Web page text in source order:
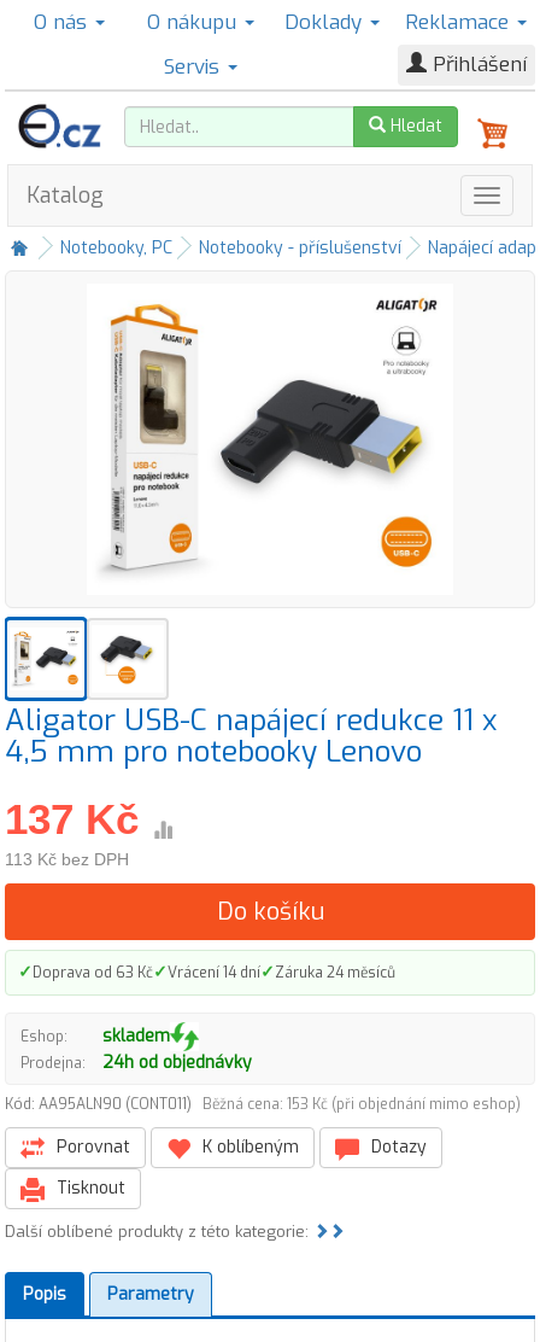
O nás O nákupu Doklady
Reklamace
Servis
Přihlášení
Hledat
Katalog
Notebooky, PC Notebooky - příslušenství Napájecí
Aligator USB-C napájecí redukce 11 x
4,5 mm pro notebooky Lenovo
137 Kč
113 Kč bez DPH
Do košíku
✓Doprava od 63 Kč✓Vrácení 14 dní✓Záruka 24 měsíců
Eshop: skladem
Prodejna: 24h od objednávky
Kód: AA95ALN90 (CONT011) Běžná cena: 153 Kč (při objednání mimo eshop)
Porovnat K oblíbeným
Dotazy
Tisknout
Další oblíbené produkty z této kategorie:
Popis Parametry